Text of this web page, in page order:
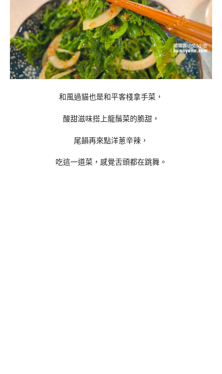
和風過貓也是和平客棧拿手菜，
酸甜滋味搭上龍鬚菜的脆甜，
尾韻再來點洋蔥辛辣，
吃這一道菜，感覺舌頭都在跳舞。